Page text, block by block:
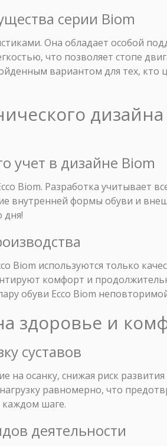
серии Biom
Она обладает особой
что позволяет стопе
вариантом для тех, кто
учет в дизайне Biom
Biom. Разработка учитывает
внутренней формы обуви и
дня!
Biom используются только
комфорт и
обуви Ecco Biom
здоровье и
суставов
на осанку, снижая риск
равномерно, что
каждом шаге.
деятельности